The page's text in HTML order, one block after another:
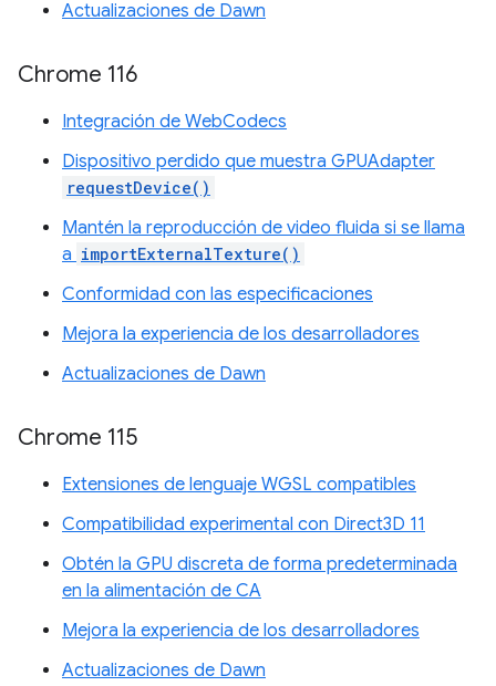
Actualizaciones de Dawn
Chrome 116
Integración de WebCodecs
Dispositivo perdido que muestra GPUAdapter
requestDevice()
Mantén la reproducción de video fluida si se llama
a importExternalTexture()
Conformidad con las especificaciones
Mejora la experiencia de los desarrolladores
Actualizaciones de Dawn
Chrome 115
Extensiones de lenguaje WGSL compatibles
Compatibilidad experimental con Direct3D 11
Obtén la GPU discreta de forma predeterminada
en la alimentación de CA
Mejora la experiencia de los desarrolladores
Actualizaciones de Dawn